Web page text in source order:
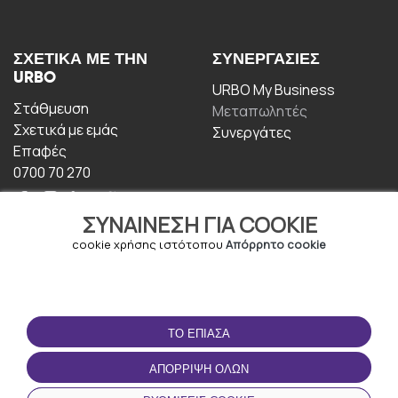
ΣΥΝΑΊΝΕΣΗ ΓΙΑ COOKIE
cookie χρήσης ιστότοπου Απόρρητο cookie
ΤΟ ΈΠΙΑΣΑ
ΑΠΌΡΡΙΨΗ ΌΛΩΝ
ΣΧΕΤΙΚΆ ΜΕ ΤΗΝ
URBO
Στάθμευση
Σχετικά με εμάς
Επαφές
0700 70 270
ΣΥΝΕΡΓΑΣΊΕΣ
URBO My Business
Μεταπωλητές
Συνεργάτες
ΟΡΟΙ ΧΡΉΣΗΣ
Οροι και Προϋποθέσεις
Πολιτική απορρήτου
ΚΑΤΕΒΆΣΤΕ ΤΗΝ
ΕΦΑΡΜΟΓΉ